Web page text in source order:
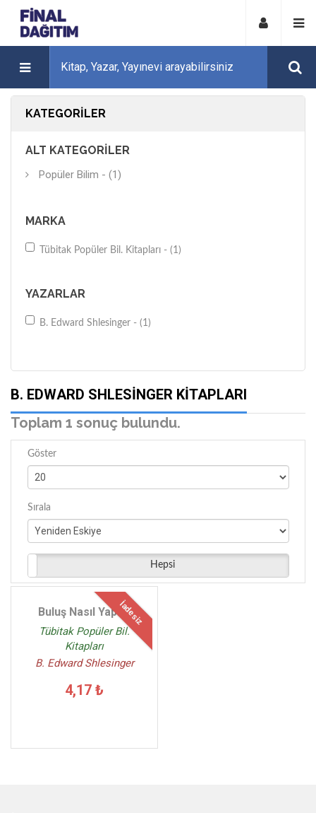
KATEGORILER
ALT KATEGORILER
Popüler Bilim - (1)
MARKA
Tübitak Popüler Bil. Kitapları - (1)
YAZARLAR
B. Edward Shlesinger - (1)
B. EDWARD SHLESINGER KITAPLARI
Toplam 1 sonuç bulundu.
Göster
Sırala
Hepsi
İadesiz
Buluş Nasıl Yapılır
Tübitak Popüler Bil.
Kitapları
B. Edward Shlesinger
4,17 ₺